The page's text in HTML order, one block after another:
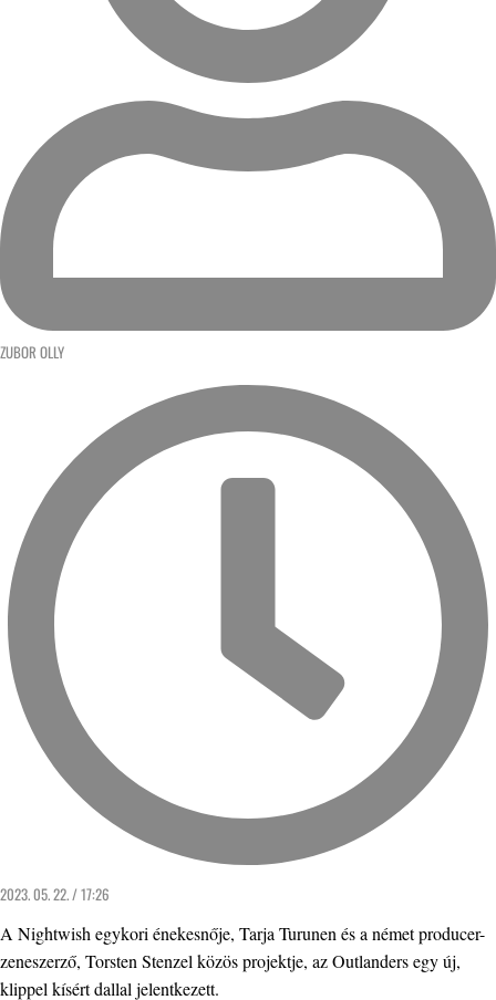
ZUBOR OLLY
2023. 05. 22. / 17:26
A Nightwish egykori énekesnője, Tarja Turunen és a német producer-
zeneszerző, Torsten Stenzel közös projektje, az Outlanders egy új,
klippel kísért dallal jelentkezett.